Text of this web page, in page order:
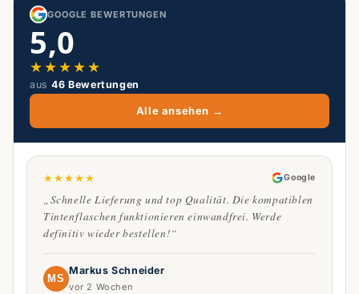
GOOGLE BEWERTUNGEN
5,0
★★★★★
aus46 Bewertungen
Alle ansehen →
★★★★★ Google
„Schnelle Lieferung und top Qualität. Die kompatiblen
Tintenflaschen funktionieren einwandfrei. Werde
definitiv wieder bestellen!“
MS
Markus Schneider
vor 2 Wochen